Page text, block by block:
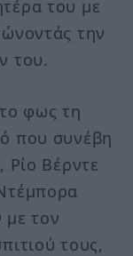
του με
την
του.
φως τη
που συνέβη
Ρίο Βέρντε
με τον
τους,